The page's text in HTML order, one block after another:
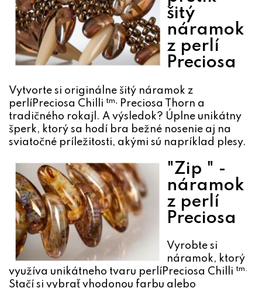
šitý
náramok
z perlí
Preciosa
Vytvorte si originálne šitý náramok z
perlí Preciosa Chilli tm,
Preciosa Thorn a
tradičného rokajl. A výsledok? Úplne unikátny
šperk, ktorý sa hodí bra bežné nosenie aj na
sviatočné príležitosti, akými sú napríklad plesy.
"Zip " -
náramok
z perlí
Preciosa
Vyrobte si
náramok, ktorý
využíva unikátneho tvaru perlí Preciosa Chilli tm.
Stačí si vybrať vhodonou farbu alebo